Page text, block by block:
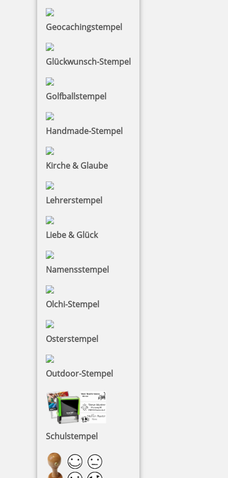
Geocachingstempel
Glückwunsch-Stempel
Golfballstempel
Handmade-Stempel
Kirche & Glaube
Lehrerstempel
Liebe & Glück
Namensstempel
Olchi-Stempel
Osterstempel
Outdoor-Stempel
Schulstempel
28,49 €
Jetzt gestalten
Jetzt gestalten
Colop Printer 60 Microban
41,64 €
Jetzt gestalten